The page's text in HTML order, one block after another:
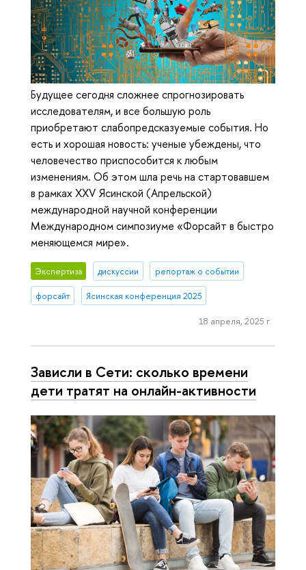
Будущее сегодня сложнее спрогнозировать
исследователям, и все большую роль
приобретают слабопредсказуемые события. Но
есть и хорошая новость: ученые убеждены, что
человечество приспособится к любым
изменениям. Об этом шла речь на стартовавшем
в рамках XXV Ясинской (Апрельской)
международной научной конференции
Международном симпозиуме «Форсайт в быстро
меняющемся мире».
Экспертиза дискуссии репортаж о событии
форсайт Ясинская конференция 2025
18 апреля, 2025 г.
Зависли в Сети: сколько времени
дети тратят на онлайн-активности